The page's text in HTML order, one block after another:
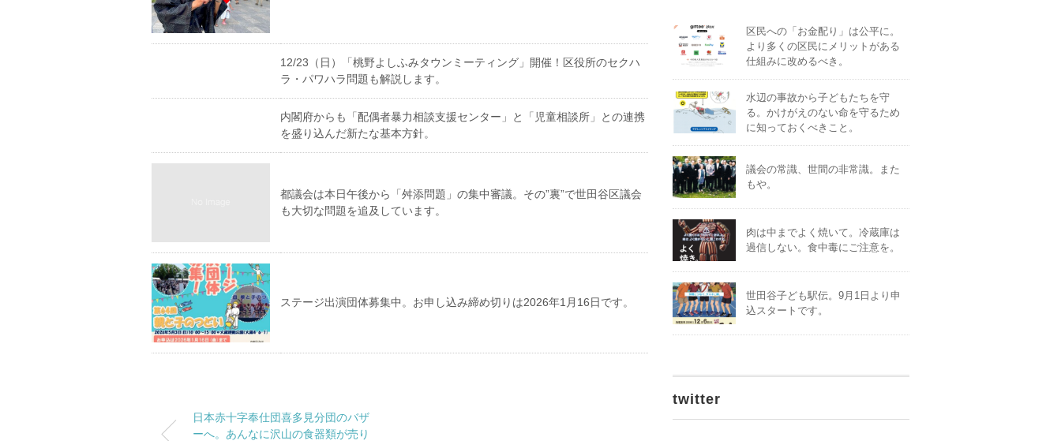
12/23（日）「桃野よしふみタウンミーティング」開催！区役所のセクハ
ラ・パワハラ問題も解説します。
内閣府からも「配偶者暴力相談支援センター」と「児童相談所」との連携
を盛り込んだ新たな基本方針。
都議会は本日午後から「舛添問題」の集中審議。その”裏”で世田谷区議会
も大切な問題を追及しています。
ステージ出演団体募集中。お申し込み締め切りは2026年1月16日です。
日本赤十字奉仕団喜多見分団のバザ
ーへ。あんなに沢山の食器類が売り
区民への「お金配り」は公平に。
より多くの区民にメリットがある
仕組みに改めるべき。
水辺の事故から子どもたちを守
る。かけがえのない命を守るため
に知っておくべきこと。
議会の常識、世間の非常識。また
もや。
肉は中までよく焼いて。冷蔵庫は
過信しない。食中毒にご注意を。
世田谷子ども駅伝。9月1日より申
込スタートです。
twitter